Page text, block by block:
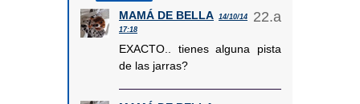
MAMÁ DE BELLA
14/10/14
17:18
EXACTO.. tienes alguna pista
de las jarras?